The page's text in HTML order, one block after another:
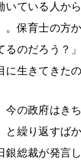
いている人か
。保育士の方
るのだろう？
に生きてきた
今の政府はき
と繰り返すば
銀総裁が発言